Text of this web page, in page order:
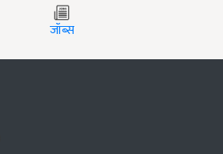
जॉब्स